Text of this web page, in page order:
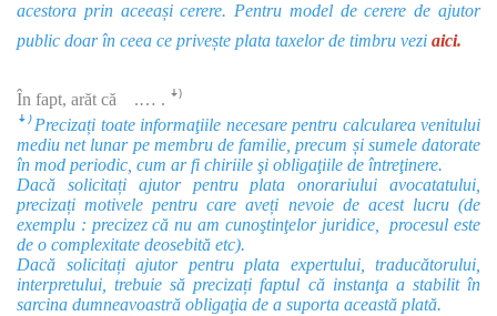
acestora prin aceeași cerere. Pentru model de cerere de ajutor
public doar în ceea ce privește plata taxelor de timbru vezi aici.
În fapt, arăt că .… . ꜜ⁾
ꜜ⁾ Precizați toate informaţiile necesare pentru calcularea venitului
mediu net lunar pe membru de familie, precum și sumele datorate
în mod periodic, cum ar fi chiriile şi obligaţiile de întreţinere.
Dacă solicitați ajutor pentru plata onorariului avocatatului,
precizați motivele pentru care aveți nevoie de acest lucru (de
exemplu : precizez că nu am cunoştinţelor juridice, procesul este
de o complexitate deosebită etc).
Dacă solicitați ajutor pentru plata expertului, traducătorului,
interpretului, trebuie să precizați faptul că instanţa a stabilit în
sarcina dumneavoastră obligaţia de a suporta această plată.